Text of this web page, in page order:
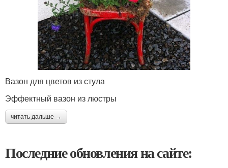
Вазон для цветов из стула
Эффектный вазон из люстры
читать дальше →
Последние обновления на сайте: